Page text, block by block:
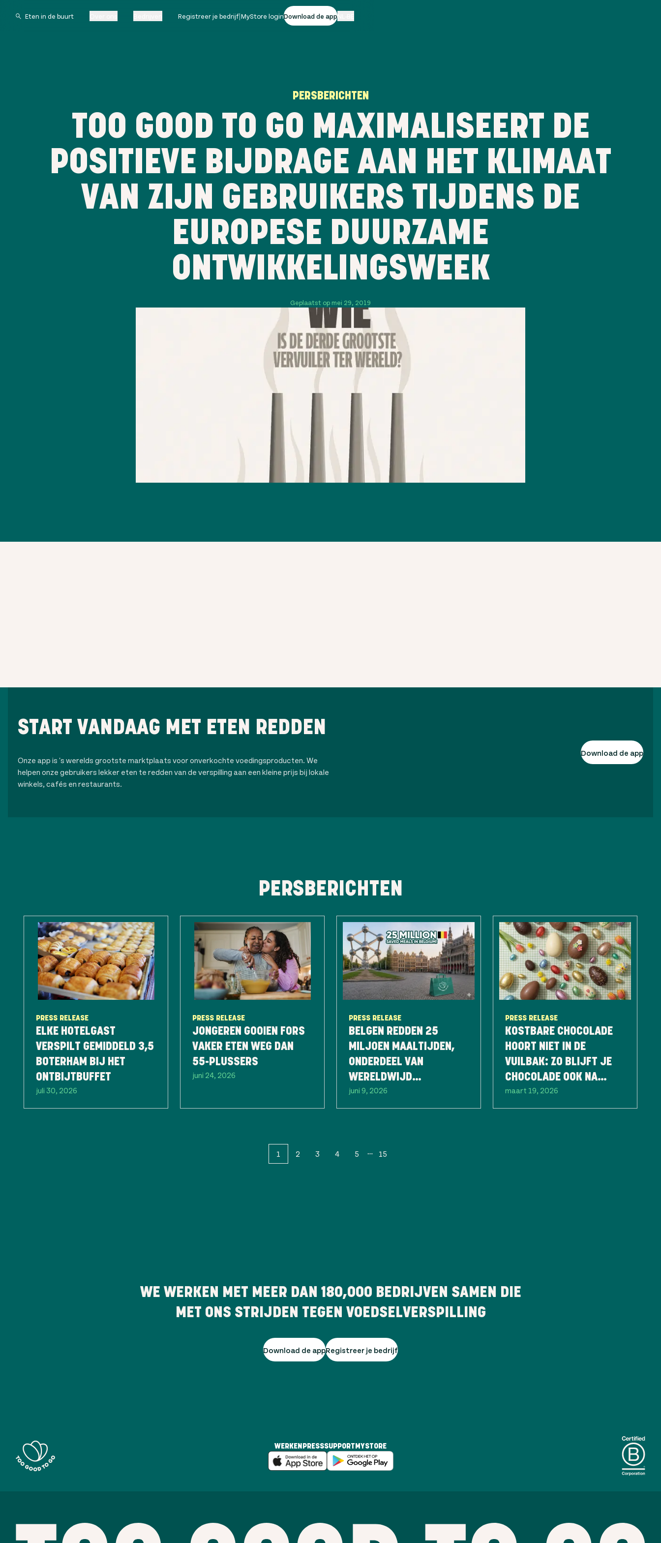
Registreer je bedrijf|MyStore loginDownload de app
PERSBERICHTEN
TOO GOOD TO GO MAXIMALISEERT DE
POSITIEVE BIJDRAGE AAN HET KLIMAAT
VAN ZIJN GEBRUIKERS TIJDENS DE
EUROPESE DUURZAME
ONTWIKKELINGSWEEK
Geplaatst op mei 29, 2019
START VANDAAG MET ETEN REDDEN
Onze app is 's werelds grootste marktplaats voor onverkochte voedingsproducten. We
helpen onze gebruikers lekker eten te redden van de verspilling aan een kleine prijs bij lokale
winkels, cafés en restaurants.
Download de app
PERSBERICHTEN
PRESS RELEASE
ELKE HOTELGAST
VERSPILT GEMIDDELD 3,5
BOTERHAM BIJ HET
ONTBIJTBUFFET
juli 30, 2026
PRESS RELEASE
JONGEREN GOOIEN FORS
VAKER ETEN WEG DAN
55-PLUSSERS
juni 24, 2026
PRESS RELEASE
BELGEN REDDEN 25
MILJOEN MAALTIJDEN,
ONDERDEEL VAN
WERELDWIJD
RECORDJAAR
juni 9, 2026
PRESS RELEASE
KOSTBARE CHOCOLADE
HOORT NIET IN DE
VUILBAK: ZO BLIJFT JE
CHOCOLADE OOK NA
PASEN NOG LANG LEKKER
maart 19, 2026
1 2 3 4 5 15
WE WERKEN MET MEER DAN 180,000 BEDRIJVEN SAMEN DIE
MET ONS STRIJDEN TEGEN VOEDSELVERSPILLING
Download de appRegistreer je bedrijf
WERKEN PRESSSUPPORT MYSTORE